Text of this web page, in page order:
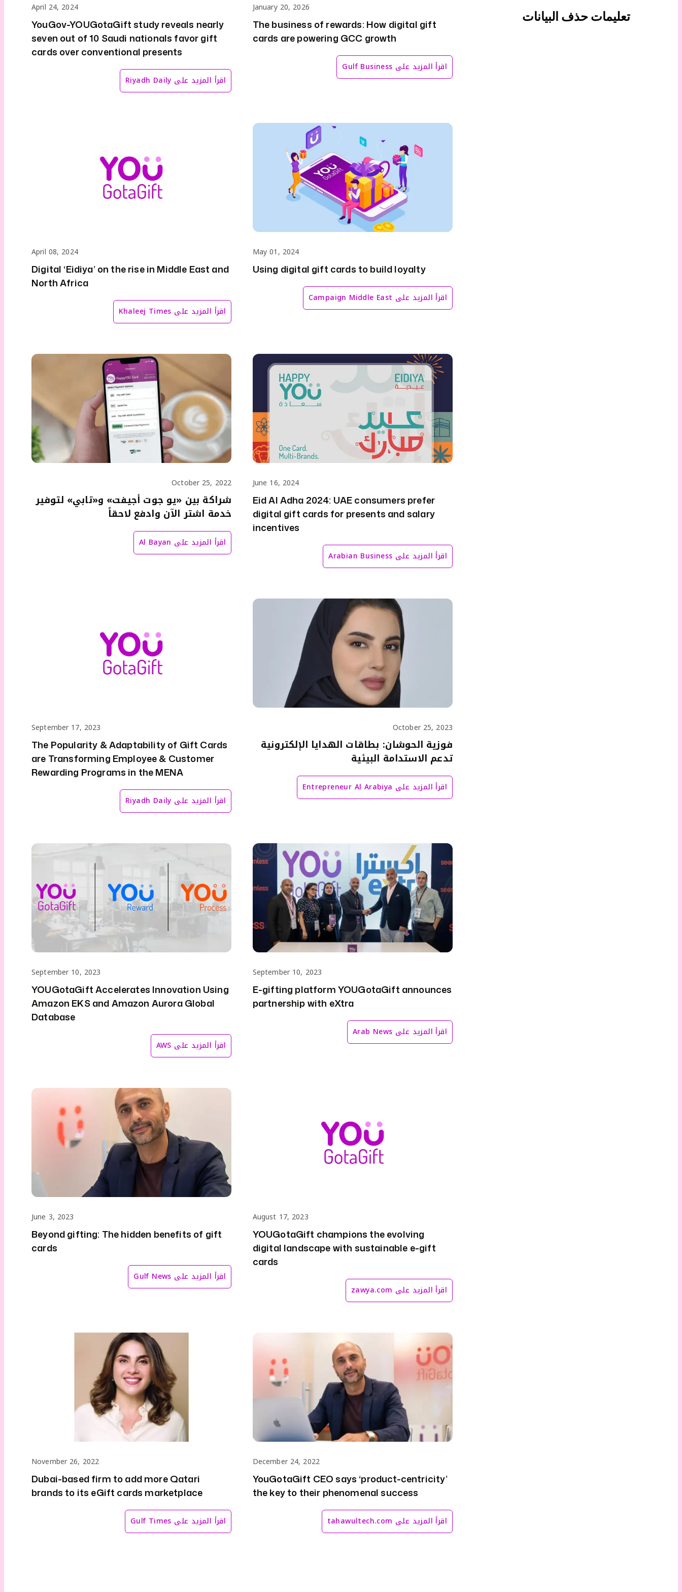
تعليمات حذف البيانات
January 20, 2026
The business of rewards: How digital gift
cards are powering GCC growth
اقرأ المزيد على Gulf Business
April 24, 2024
YouGov-YOUGotaGift study reveals nearly
seven out of 10 Saudi nationals favor gift
cards over conventional presents
اقرأ المزيد على Riyadh Daily
May 01, 2024
Using digital gift cards to build loyalty
اقرأ المزيد على Campaign Middle East
April 08, 2024
Digital ‘Eidiya’ on the rise in Middle East and
North Africa
اقرأ المزيد على Khaleej Times
June 16, 2024
Eid Al Adha 2024: UAE consumers prefer
digital gift cards for presents and salary
incentives
اقرأ المزيد على Arabian Business
October 25, 2022
شراكة بين «يو جوت أجيفت» و«تابي» لتوفير
خدمة اشتر الآن وادفع لاحقاً
اقرأ المزيد على Al Bayan
October 25, 2023
فوزية الحوشان: بطاقات الهدايا الإلكترونية
تدعم الاستدامة البيئية
اقرأ المزيد على Entrepreneur Al Arabiya
September 17, 2023
The Popularity & Adaptability of Gift Cards
are Transforming Employee & Customer
Rewarding Programs in the MENA
اقرأ المزيد على Riyadh Daily
September 10, 2023
E-gifting platform YOUGotaGift announces
partnership with eXtra
اقرأ المزيد على Arab News
September 10, 2023
YOUGotaGift Accelerates Innovation Using
Amazon EKS and Amazon Aurora Global
Database
اقرأ المزيد على AWS
August 17, 2023
YOUGotaGift champions the evolving
digital landscape with sustainable e-gift
cards
اقرأ المزيد على zawya.com
June 3, 2023
Beyond gifting: The hidden benefits of gift
cards
اقرأ المزيد على Gulf News
December 24, 2022
YouGotaGift CEO says ‘product-centricity’
the key to their phenomenal success
اقرأ المزيد على tahawultech.com
November 26, 2022
Dubai-based firm to add more Qatari
brands to its eGift cards marketplace
اقرأ المزيد على Gulf Times